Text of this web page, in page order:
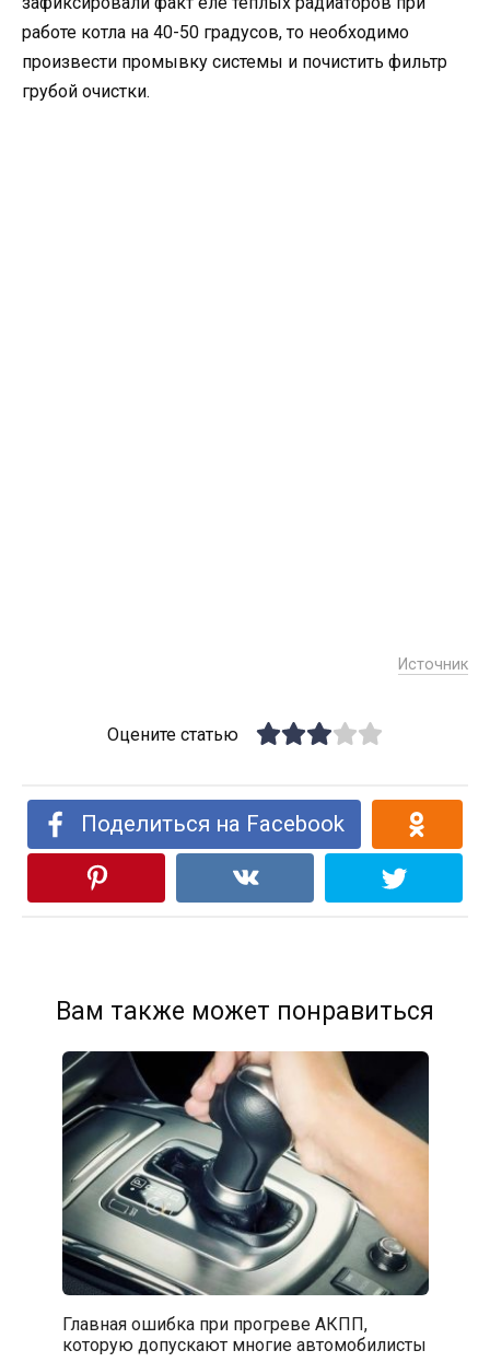
работе котла на 40-50 градусов, то необходимо
произвести промывку системы и почистить фильтр
грубой очистки.
Источник
Оцените статью
Поделиться на Facebook
Вам также может понравиться
Главная ошибка при прогреве АКПП,
которую допускают многие автомобилисты